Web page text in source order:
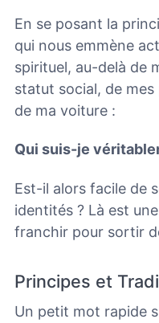
En se posant la
qui nous emmène
spirituel, au-delà de
statut social, de mes
de ma voiture :
Qui suis-je
Est-il alors facile de
identités ? Là est
franchir pour sortir
Principes et
Un petit mot rapide